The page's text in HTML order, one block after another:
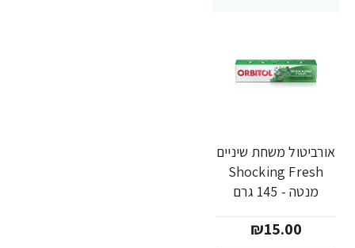
אורביטול משחת שיניים
Shocking Fresh
מנטה - 145 גרם
₪15.00